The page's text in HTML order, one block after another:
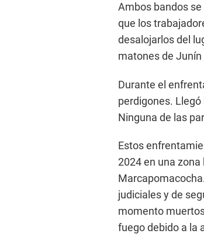
Ambos bandos
que los
desalojarlos del
matones de Junín
Durante el
perdigones.
Ninguna de las
Estos
2024 en una
judiciales y de
momento
fuego debido a la